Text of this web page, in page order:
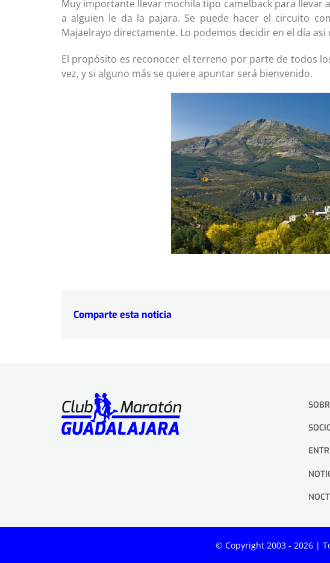
Muy importante llevar mochila tipo camelback para llevar
a alguien le da la pajara. Se puede hacer el circuito
Majaelrayo directamente. Lo podemos decidir en el día asi
El propósito es reconocer el terreno por parte de todos
vez, y si alguno más se quiere apuntar será bienvenido.
Comparte esta noticia
© Copyright 2003 - 2026 |